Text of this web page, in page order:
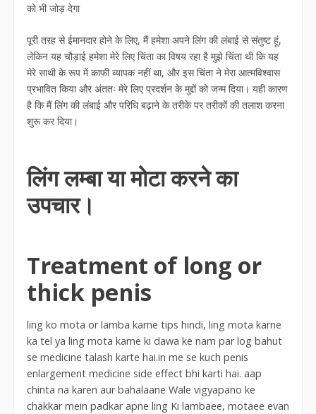
को भी जोड़ देगा
पूरी तरह से ईमानदार होने के लिए, मैं हमेशा अपने लिंग की लंबाई से संतुष्ट हूं,
लेकिन यह चौड़ाई हमेशा मेरे लिए चिंता का विषय रहा है मुझे चिंता थी कि यह
मेरे साथी के रूप में काफी व्यापक नहीं था, और इस चिंता ने मेरा आत्मविश्वास
प्रभावित किया और अंततः मेरे लिए प्रदर्शन के मुद्दों को जन्म दिया। यही कारण
है कि मैं लिंग की लंबाई और परिधि बढ़ाने के तरीके पर तरीकों की तलाश करना
शुरू कर दिया।
लिंग लम्बा या मोटा करने का
उपचार।
Treatment of long or
thick penis
ling ko mota or lamba karne tips hindi, ling mota karne
ka tel ya ling mota karne ki dawa ke nam par log bahut
se medicine talash karte hai.in me se kuch penis
enlargement medicine side effect bhi karti hai. aap
chinta na karen aur bahalaane Wale vigyapano ke
chakkar mein padkar apne ling Ki lambaee, motaee evan